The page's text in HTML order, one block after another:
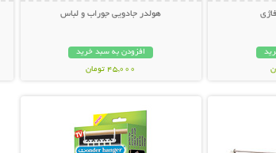
هولدر جادویی جوراب و لباس
افزودن به سبد خرید
45,000 تومان